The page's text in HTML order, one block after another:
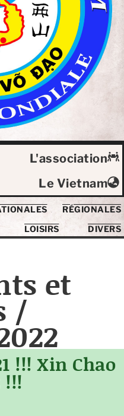
L'association
Le Vietnam
RÉGIONALES
LOISIRS DIVERS
et
/
!!! Xin Chao
!!!